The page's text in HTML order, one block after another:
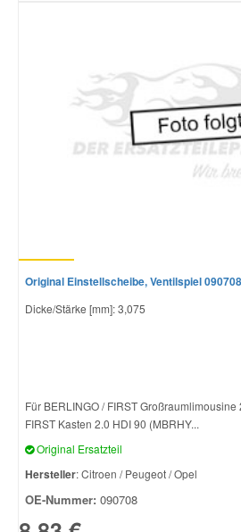
Original Einstellscheibe, Ventilspiel 090708
Dicke/Stärke [mm]: 3,075
Für BERLINGO / FIRST
FIRST Kasten 2.0 HDI 90 (MBRHY...
Original Ersatzteil
Hersteller: Citroen / Peugeot / Opel
OE-Nummer: 090708